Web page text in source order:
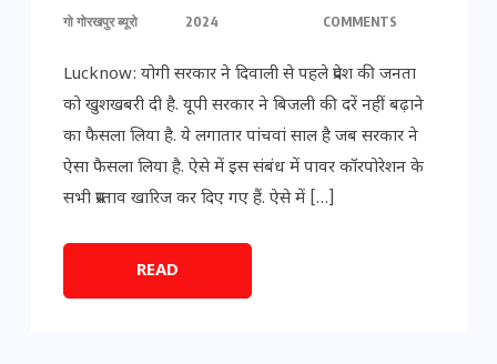
गो गोरखपुर ब्यूरो
2024
COMMENTS
Lucknow: योगी सरकार ने दिवाली से पहले प्रदेश की जनता
को खुशखबरी दी है. यूपी सरकार ने बिजली की दरें नहीं बढ़ाने
का फैसला लिया है. ये लगातार पांचवां साल है जब सरकार ने
ऐसा फैसला लिया है. ऐसे में इस संबंध में पावर कॉरपोरेशन के
सभी प्रस्ताव खारिज कर दिए गए हैं. ऐसे में […]
READ